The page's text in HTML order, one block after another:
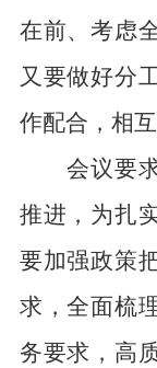
在前、考虑
又要做好分
作配合，相互
会议要
推进，为扎
要加强政策
求，全面梳
务要求，高